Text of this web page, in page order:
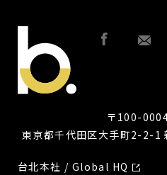
〒100-
東京都千代田区大手町2-2-1
台北本社 / Global HQ